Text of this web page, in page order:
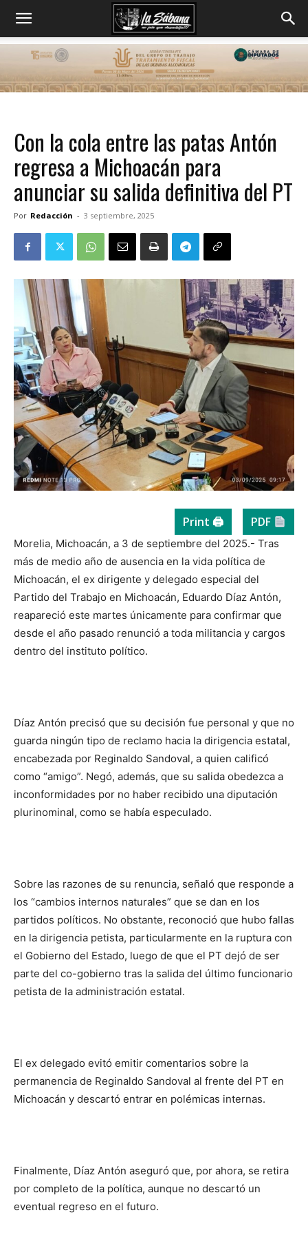
Con la cola entre las patas Antón
regresa a Michoacán para
anunciar su salida definitiva del PT
Por Redacción - 3 septiembre, 2025
Print 🖨 PDF
Morelia, Michoacán, a 3 de septiembre del 2025.- Tras
más de medio año de ausencia en la vida política de
Michoacán, el ex dirigente y delegado especial del
Partido del Trabajo en Michoacán, Eduardo Díaz Antón,
reapareció este martes únicamente para confirmar que
desde el año pasado renunció a toda militancia y cargos
dentro del instituto político.
Díaz Antón precisó que su decisión fue personal y que no
guarda ningún tipo de reclamo hacia la dirigencia estatal,
encabezada por Reginaldo Sandoval, a quien calificó
como “amigo”. Negó, además, que su salida obedezca a
inconformidades por no haber recibido una diputación
plurinominal, como se había especulado.
Sobre las razones de su renuncia, señaló que responde a
los “cambios internos naturales” que se dan en los
partidos políticos. No obstante, reconoció que hubo fallas
en la dirigencia petista, particularmente en la ruptura con
el Gobierno del Estado, luego de que el PT dejó de ser
parte del co-gobierno tras la salida del último funcionario
petista de la administración estatal.
El ex delegado evitó emitir comentarios sobre la
permanencia de Reginaldo Sandoval al frente del PT en
Michoacán y descartó entrar en polémicas internas.
Finalmente, Díaz Antón aseguró que, por ahora, se retira
por completo de la política, aunque no descartó un
eventual regreso en el futuro.